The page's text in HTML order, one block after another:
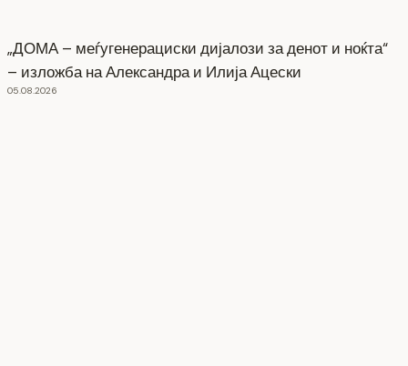
„ДОМА – меѓугенерациски дијалози за денот и ноќта“
– изложба на Александра и Илија Ацески
05.08.2026